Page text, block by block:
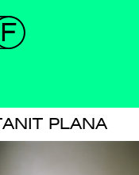
PLANA